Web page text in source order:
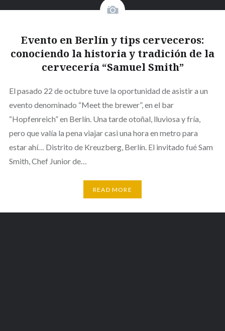
Evento en Berlín y tips cerveceros:
conociendo la historia y tradición de la
cervecería “Samuel Smith”
El pasado 22 de octubre tuve la oportunidad de asistir a un
evento denominado “Meet the brewer”, en el bar
“Hopfenreich” en Berlín. Una tarde otoñal, lluviosa y fría,
pero que valía la pena viajar casi una hora en metro para
estar ahí… Distrito de Kreuzberg, Berlín. El invitado fué Sam
Smith, Chef Junior de…
READ MORE